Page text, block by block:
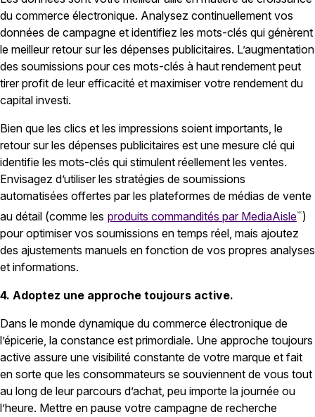
du commerce électronique. Analysez continuellement vos
données de campagne et identifiez les mots-clés qui génèrent
le meilleur retour sur les dépenses publicitaires. L’augmentation
des soumissions pour ces mots-clés à haut rendement peut
tirer profit de leur efficacité et maximiser votre rendement du
capital investi.
Bien que les clics et les impressions soient importants, le
retour sur les dépenses publicitaires est une mesure clé qui
identifie les mots-clés qui stimulent réellement les ventes.
Envisagez d’utiliser les stratégies de soumissions
automatisées offertes par les plateformes de médias de vente
au détail (comme les produits commandités par MediaAisle MC )
pour optimiser vos soumissions en temps réel, mais ajoutez
des ajustements manuels en fonction de vos propres analyses
et informations.
4. Adoptez une approche toujours active.
Dans le monde dynamique du commerce électronique de
l’épicerie, la constance est primordiale. Une approche toujours
active assure une visibilité constante de votre marque et fait
en sorte que les consommateurs se souviennent de vous tout
au long de leur parcours d’achat, peu importe la journée ou
l’heure. Mettre en pause votre campagne de recherche